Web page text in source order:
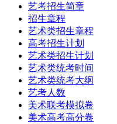
艺考招生简章
招生章程
艺术类招生章程
高考招生计划
艺术类招生计划
艺术类统考时间
艺术类统考大纲
艺考人数
美术联考模拟卷
美术高考高分卷